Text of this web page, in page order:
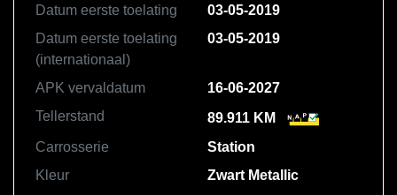
Datum eerste toelating
03-05-2019
Datum eerste toelating
(internationaal)
03-05-2019
APK vervaldatum
16-06-2027
Tellerstand
89.911 KM
Carrosserie
Station
Kleur
Zwart Metallic